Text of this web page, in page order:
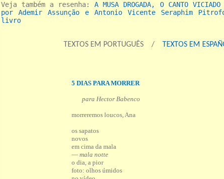
Veja também a resenha:A MUSA DROGADA, O CANTO
por Ademir Assunção e Antonio Vicente Seraphim
livro
TEXTOS EM PORTUGUÊS / TEXTOS EM
5 DIAS PARA MORRER
para Hector Babenco
morreremos loucos, Ana
os sapatos
novos
em cima da mala
— mala notte
o dia, a pior
foto: olhos úmidos